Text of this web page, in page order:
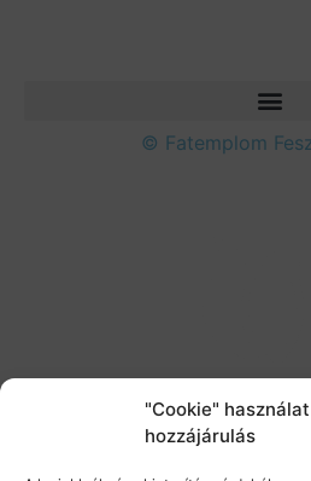
"Cookie" használat
hozzájárulás
© Fatemplom